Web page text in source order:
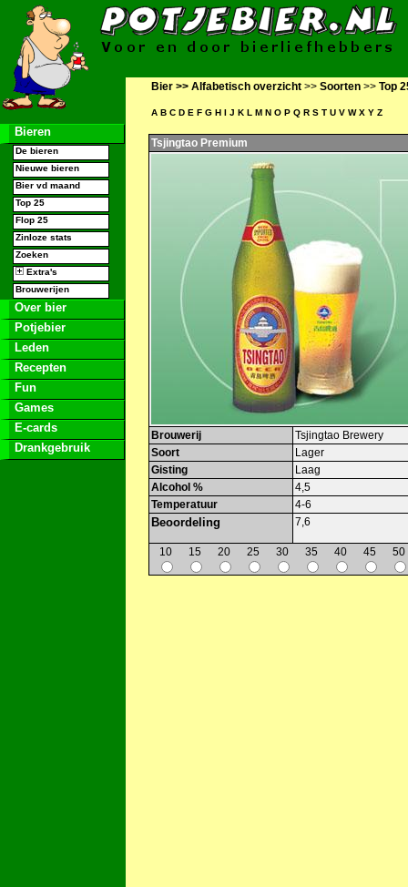
Bieren
De bieren
Nieuwe bieren
Bier vd maand
Top 25
Flop 25
Zinloze stats
Zoeken
Extra's
Brouwerijen
Over bier
Potjebier
Leden
Recepten
Fun
Games
E-cards
Drankgebruik
Bier >> Alfabetisch overzicht >> Soorten >> Top
A B C D E F G H I J K L M N O P Q R S T U V W X Y Z
Tsjingtao Premium
Brouwerij
Tsjingtao Brewery
Soort
Lager
Gisting
Laag
Alcohol %
4,5
Temperatuur
4-6
Beoordeling 7,6
10 15 20 25 30 35 40 45 50